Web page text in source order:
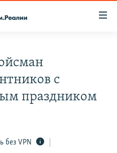
ИСТОРИЙ СОПРОТИВЛЕНИЯ
с
праздником
без VPN